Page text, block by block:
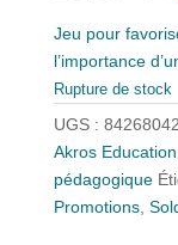
Jeu pour
l’importance
Rupture de stock
UGS :
Akros Education
pédagogique
Promotions,